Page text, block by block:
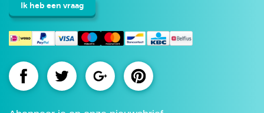
Ik heb een vraag
Route.nlRoute.nlRoute.nlRoute.nl